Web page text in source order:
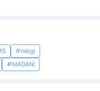
#religi
#MADANI